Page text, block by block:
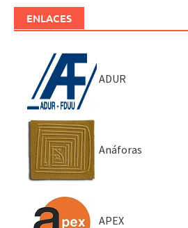
ENLACES
ADUR
Anáforas
APEX